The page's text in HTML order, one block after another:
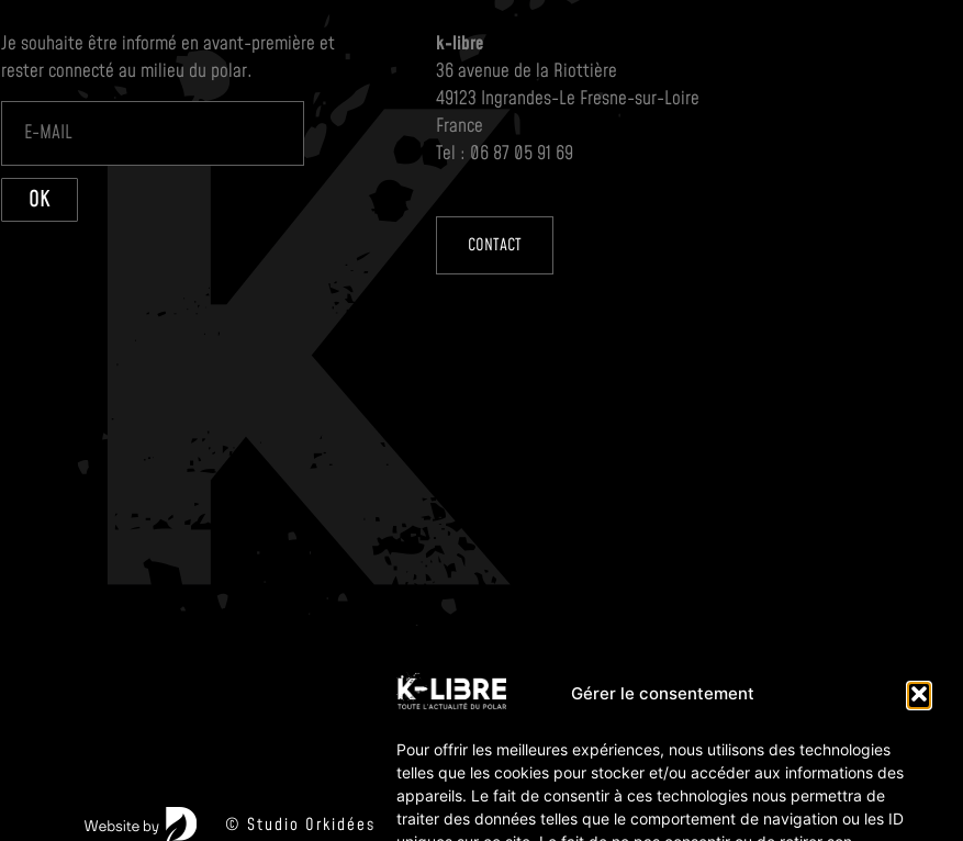
Gérer le consentement
Pour offrir les meilleures expériences, nous utilisons des technologies
telles que les cookies pour stocker et/ou accéder aux informations des
appareils. Le fait de consentir à ces technologies nous permettra de
traiter des données telles que le comportement de navigation ou les ID
Je souhaite être informé en avant-première et
rester connecté au milieu du polar.
OK
k-libre
36 avenue de la Riottière
49123 Ingrandes-Le Fresne-sur-Loire
France
Tel : 06 87 05 91 69
CONTACT
© Studio Orkidées 2026